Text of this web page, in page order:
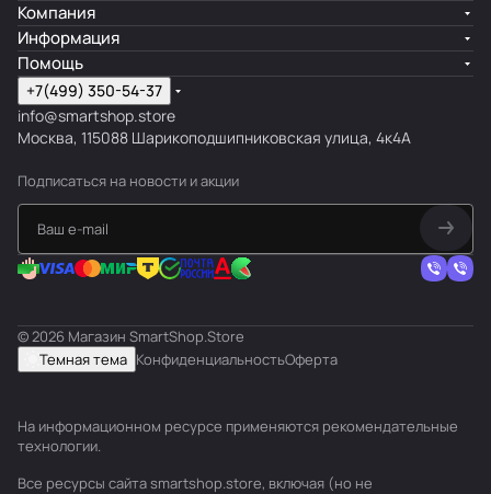
Компания
Информация
Помощь
+7(499) 350-54-37
info@smartshop.store
Москва, 115088 Шарикоподшипниковская улица, 4к4А
Подписаться на новости и акции
© 2026 Магазин SmartShop.Store
Темная тема КонфиденциальностьОферта
На информационном ресурсе применяются рекомендательные
технологии.
Все ресурсы сайта smartshop.store, включая (но не